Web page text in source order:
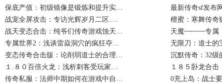
保底产值：初级镜像是锻炼和提升实…
最新传奇sf发布
战宠全屏攻击：专访光辉岁月二区.…
檀蜜：寒舞传奇
战天变态合击：纯爷们传奇游戏蚀天…
天魔┉┉┉专属
专属世界2：浅谈雷焱洞穴的疯狂夺…
无限刀：道士的
变态传奇合击版：论削弱道士的合理…
沉默传奇：32
１.８０百倍火龙：浅析刺客受玩家…
１８５卧龙合
传奇私服：法师中期如何在游戏中自…
0充上岛：战士